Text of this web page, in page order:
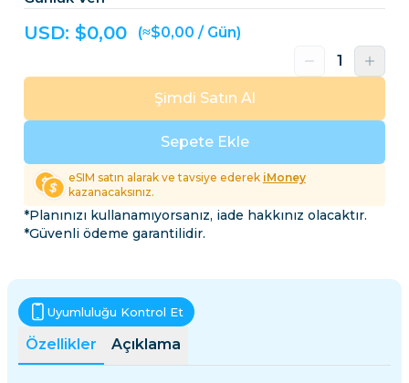
USD: $0,00 (≈$0,00 / Gün)
Sepete Ekle
Şimdi Satın Al
eSIM satın alarak ve tavsiye ederek iMoney
kazanacaksınız.
*Planınızı kullanamıyorsanız, iade hakkınız olacaktır.
*Güvenli ödeme garantilidir.
Özellikler Açıklama
Uyumluluğu Kontrol Et